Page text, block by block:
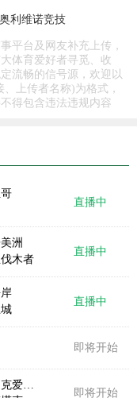
奥利维诺竞技
平台及网友补充上传，
体育爱好者寻觅、收
流畅的信号源，欢迎以
上传者名称)为格式，
得包含违法违规内容
直播中
洲
木者
直播中
直播中
即将开始
国者队
即将开始